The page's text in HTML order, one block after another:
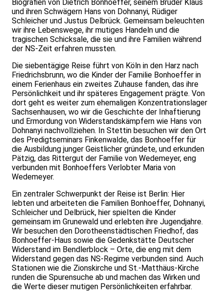
Biografien von Dietrich Bonhoeffer, seinem Bruder Klaus
und ihren Schwägern Hans von Dohnanyi, Rüdiger
Schleicher und Justus Delbrück. Gemeinsam beleuchten
wir ihre Lebenswege, ihr mutiges Handeln und die
tragischen Schicksale, die sie und ihre Familien während
der NS-Zeit erfahren mussten.
Die siebentägige Reise führt von Köln in den Harz nach
Friedrichsbrunn, wo die Kinder der Familie Bonhoeffer in
einem Ferienhaus ein zweites Zuhause fanden, das ihre
Persönlichkeit und ihr späteres Engagement prägte. Von
dort geht es weiter zum ehemaligen Konzentrationslager
Sachsenhausen, wo wir die Geschichte der Inhaftierung
und Ermordung von Widerstandskämpfern wie Hans von
Dohnanyi nachvollziehen. In Stettin besuchen wir den Ort
des Predigtseminars Finkenwalde, das Bonhoeffer für
die Ausbildung junger Geistlicher gründete, und erkunden
Pätzig, das Rittergut der Familie von Wedemeyer, eng
verbunden mit Bonhoeffers Verlobter Maria von
Wedemeyer.
Ein zentraler Schwerpunkt der Reise ist Berlin: Hier
lebten und arbeiteten die Familien Bonhoeffer, Dohnanyi,
Schleicher und Delbrück, hier spielten die Kinder
gemeinsam im Grunewald und erlebten ihre Jugendjahre.
Wir besuchen den Dorotheenstädtischen Friedhof, das
Bonhoeffer-Haus sowie die Gedenkstätte Deutscher
Widerstand im Bendlerblock – Orte, die eng mit dem
Widerstand gegen das NS-Regime verbunden sind. Auch
Stationen wie die Zionskirche und St.-Matthäus-Kirche
runden die Spurensuche ab und machen das Wirken und
die Werte dieser mutigen Persönlichkeiten erfahrbar.